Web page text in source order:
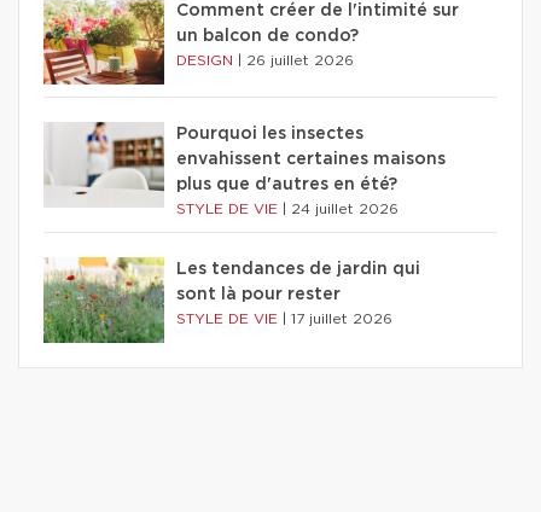
Comment créer de l'intimité sur
un balcon de condo?
DESIGN 26 juillet 2026
Pourquoi les insectes
envahissent certaines maisons
plus que d'autres en été?
STYLE DE VIE 24 juillet 2026
Les tendances de jardin qui
sont là pour rester
STYLE DE VIE 17 juillet 2026